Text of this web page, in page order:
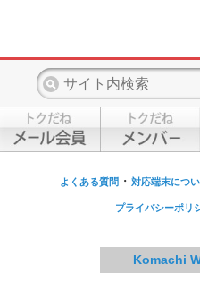
よくある質問 ・ 対応端末につ
プライバシーポリ
Komachi